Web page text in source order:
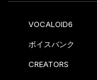
VOCALOID6
ボイスバンク
CREATORS